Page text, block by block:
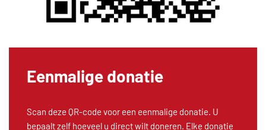
Eenmalige donatie
Scan deze QR-code voor een eenmalige donatie. U
bepaalt zelf hoeveel u direct wilt doneren. Elke donatie